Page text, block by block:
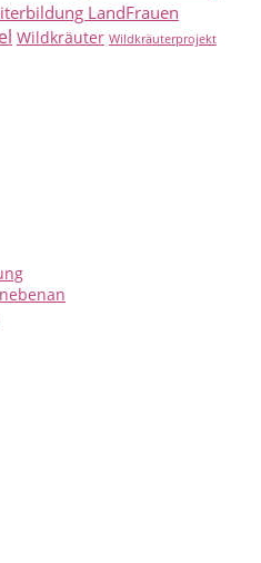
LandFrauen
Wildkräuter Wildkräuterprojekt